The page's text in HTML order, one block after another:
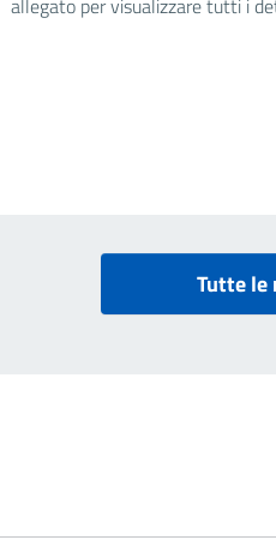
Tutte le